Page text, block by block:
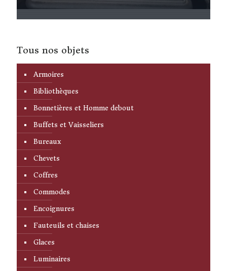
Tous nos objets
Armoires
Bibliothèques
Bonnetières et Homme debout
Buffets et Vaisseliers
Bureaux
Chevets
Coffres
Commodes
Encoignures
Fauteuils et chaises
Glaces
Luminaires